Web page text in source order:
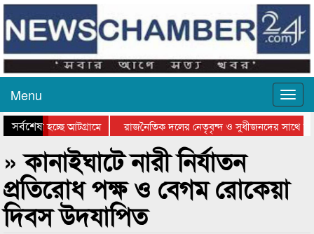
Menu
সর্বশেষহচ্ছে আটগ্রামে
রাজনৈতিক দলের নেতৃবৃন্দ ও সুধীজনদের সাথে
পুরস্কার বিতরণ সম্পন্ন
সিলেটে বাংলাদেশ গ্রুপ থিয়েটার ফেডারেশানের
» কানাইঘাটে নারী নির্যাতন
প্রতিরোধ পক্ষ ও বেগম রোকেয়া
দিবস উদযাপিত